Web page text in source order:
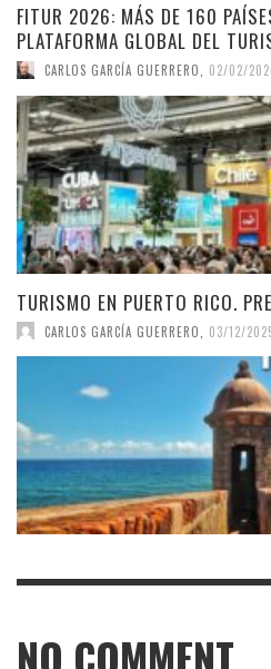
FITUR 2026: MÁS DE 160
PLATAFORMA GLOBAL DEL
CARLOS GARCÍA GUERRERO 02/02/
TURISMO EN PUERTO RICO.
CARLOS GARCÍA GUERRERO 03/12/